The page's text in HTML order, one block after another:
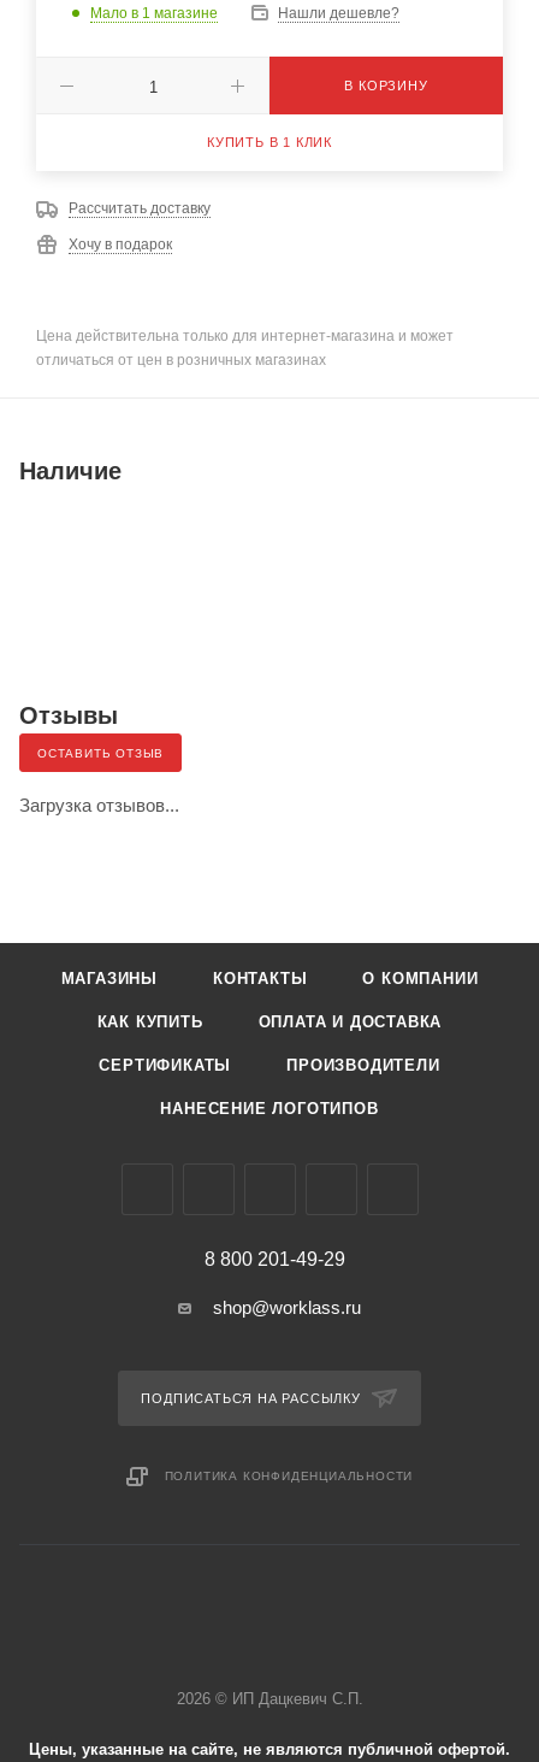
Мало в 1 магазине Нашли дешевле?
В КОРЗИНУ
КУПИТЬ В 1 КЛИК
Рассчитать доставку
Хочу в подарок
Цена действительна только для интернет-магазина и может
отличаться от цен в розничных магазинах
Наличие
Отзывы
ОСТАВИТЬ ОТЗЫВ
Загрузка отзывов...
МАГАЗИНЫ КОНТАКТЫ О КОМПАНИИ
КАК КУПИТЬ ОПЛАТА И ДОСТАВКА
СЕРТИФИКАТЫ ПРОИЗВОДИТЕЛИ
НАНЕСЕНИЕ ЛОГОТИПОВ
8 800 201-49-29
shop@worklass.ru
ПОДПИСАТЬСЯ НА РАССЫЛКУ
ПОЛИТИКА КОНФИДЕНЦИАЛЬНОСТИ
2026 © ИП Дацкевич С.П.
Цены, указанные на сайте, не являются публичной офертой.